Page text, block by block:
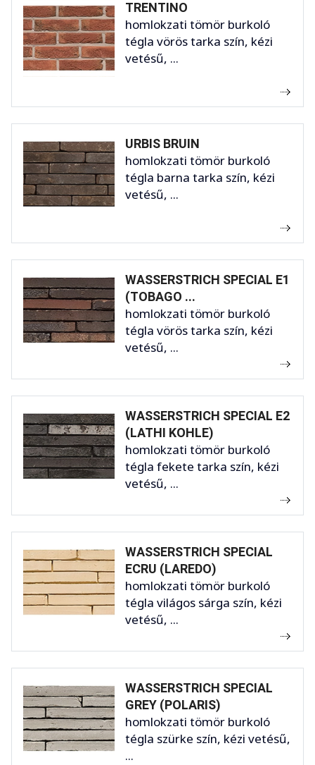
TRENTINO
homlokzati tömör burkoló
tégla vörös tarka szín, kézi
vetésű, ...
URBIS BRUIN
homlokzati tömör burkoló
tégla barna tarka szín, kézi
vetésű, ...
WASSERSTRICH SPECIAL E1
(TOBAGO ...
homlokzati tömör burkoló
tégla vörös tarka szín, kézi
vetésű, ...
WASSERSTRICH SPECIAL E2
(LATHI KOHLE)
homlokzati tömör burkoló
tégla fekete tarka szín, kézi
vetésű, ...
WASSERSTRICH SPECIAL
ECRU (LAREDO)
homlokzati tömör burkoló
tégla világos sárga szín, kézi
vetésű, ...
WASSERSTRICH SPECIAL
GREY (POLARIS)
homlokzati tömör burkoló
tégla szürke szín, kézi vetésű,
...